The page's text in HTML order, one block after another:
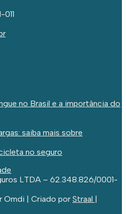
no Brasil e a importância do
saiba mais sobre
no seguro
LTDA – 62.348.826/0001-
| Criado por Straal |